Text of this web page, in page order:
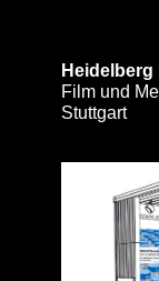
Film und
Stuttgart